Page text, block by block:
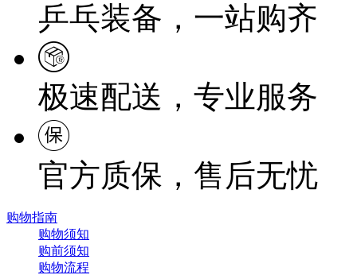
乒乓装备，一站购齐
极速配送，专业服务
官方质保，售后无忧
购物指南
购物须知
购前须知
购物流程